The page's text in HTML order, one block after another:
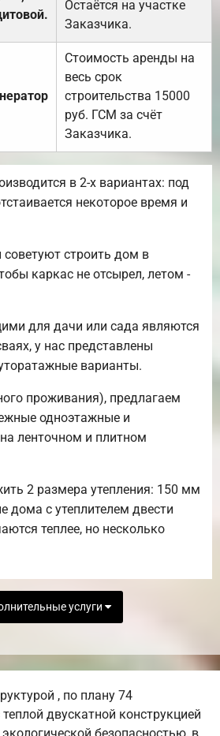
Остаётся на участке
Заказчика.
Стоимость аренды на
весь срок
строительства 15000
руб. ГСМ за счёт
Заказчика.
в 2-х вариантах: под
некоторое время и
строить дом в
каркас не отсырел, летом -
для дачи или сада являются
у нас представлены
варианты.
проживания), предлагаем
одноэтажные и
ленточном и плитном
2 размера утепления: 150 мм
дома с утеплителем двести
теплее, но несколько
услуги
, по плану 74
двускатной конструкцией